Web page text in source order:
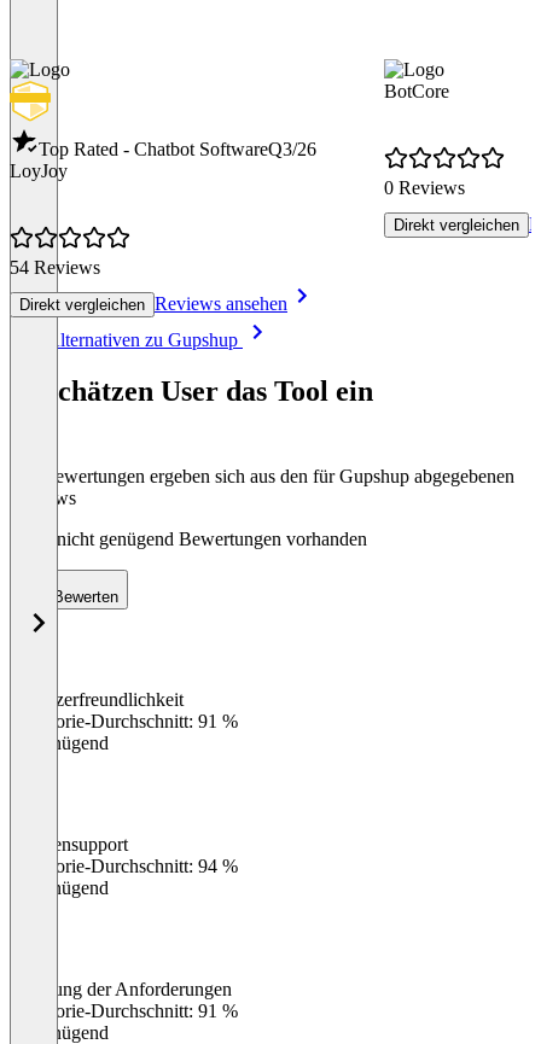
Top Rated - Chatbot SoftwareQ3/26
LoyJoy
54 Reviews
Direkt vergleichen Reviews ansehen
BotCore
0 Reviews
Direkt vergleichen
Alle Alternativen zu Gupshup
So schätzen User das Tool ein
Die Bewertungen ergeben sich aus den für Gupshup abgegebenen
Reviews
Noch nicht genügend Bewertungen vorhanden
Bewerten
Benutzerfreundlichkeit
Kategorie-Durchschnitt: 91 %
Ungenügend
Kundensupport
Kategorie-Durchschnitt: 94 %
Ungenügend
Erfüllung der Anforderungen
Kategorie-Durchschnitt: 91 %
Ungenügend